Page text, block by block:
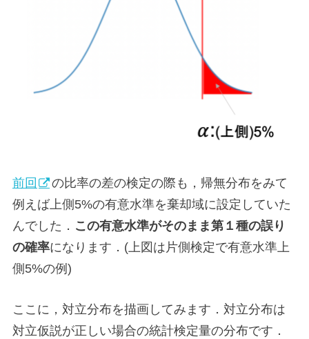
前回
の比率の差の検定の際も，帰無分布をみて
例えば上側5%の有意水準を棄却域に設定していた
んでした． この有意水準がそのまま第１種の誤り
の確率になります．(上図は片側検定で有意水準上
側5%の例)
ここに，対立分布を描画してみます．対立分布は
対立仮説が正しい場合の統計検定量の分布です．